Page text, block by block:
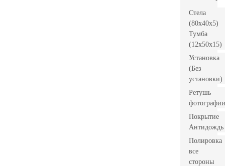
Стела
(80x40x5)
Тумба
(12x50x15)
Установка
(Без
установки)
Ретушь
фотографии
Покрытие
Антидождь
Полировка
все
стороны